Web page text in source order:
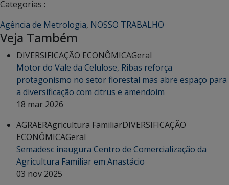
Categorias :
Agência de Metrologia, NOSSO TRABALHO
Veja Também
DIVERSIFICAÇÃO ECONÔMICAGeral
Motor do Vale da Celulose, Ribas reforça
protagonismo no setor florestal mas abre espaço para
a diversificação com citrus e amendoim
18 mar 2026
AGRAERAgricultura FamiliarDIVERSIFICAÇÃO
ECONÔMICAGeral
Semadesc inaugura Centro de Comercialização da
Agricultura Familiar em Anastácio
03 nov 2025